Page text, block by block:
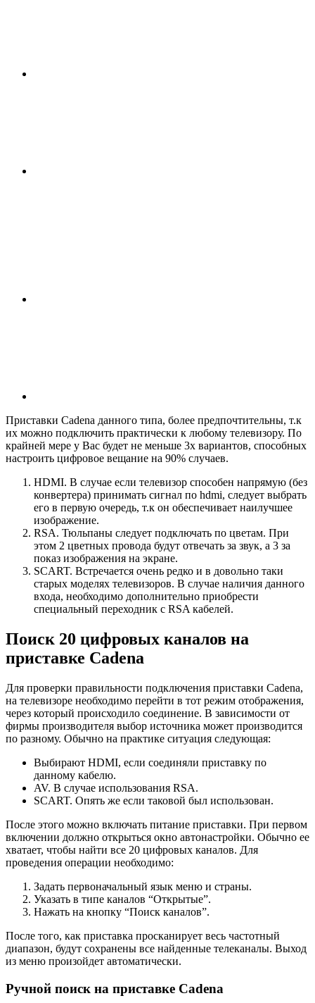
Приставки Cadena данного типа, более предпочтительны, т.к
их можно подключить практически к любому телевизору. По
крайней мере у Вас будет не меньше 3х вариантов, способных
настроить цифровое вещание на 90% случаев.
HDMI. В случае если телевизор способен напрямую (без
конвертера) принимать сигнал по hdmi, следует выбрать
его в первую очередь, т.к он обеспечивает наилучшее
изображение.
RSA. Тюльпаны следует подключать по цветам. При
этом 2 цветных провода будут отвечать за звук, а 3 за
показ изображения на экране.
SCART. Встречается очень редко и в довольно таки
старых моделях телевизоров. В случае наличия данного
входа, необходимо дополнительно приобрести
специальный переходник с RSA кабелей.
Поиск 20 цифровых каналов на
приставке Cadena
Для проверки правильности подключения приставки Cadena,
на телевизоре необходимо перейти в тот режим отображения,
через который происходило соединение. В зависимости от
фирмы производителя выбор источника может производится
по разному. Обычно на практике ситуация следующая:
Выбирают HDMI, если соединяли приставку по
данному кабелю.
AV. В случае использования RSA.
SCART. Опять же если таковой был использован.
После этого можно включать питание приставки. При первом
включении должно открыться окно автонастройки. Обычно ее
хватает, чтобы найти все 20 цифровых каналов. Для
проведения операции необходимо:
Задать первоначальный язык меню и страны.
Указать в типе каналов “Открытые”.
Нажать на кнопку “Поиск каналов”.
После того, как приставка просканирует весь частотный
диапазон, будут сохранены все найденные телеканалы. Выход
из меню произойдет автоматически.
Ручной поиск на приставке Cadena